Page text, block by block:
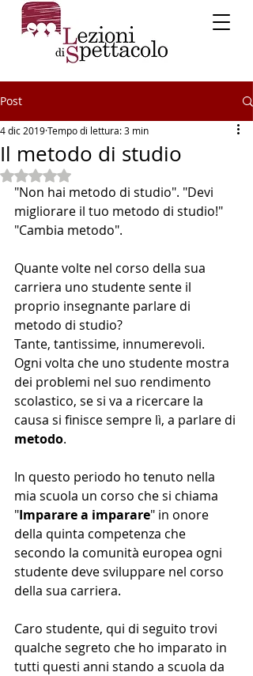
Post
Il metodo di studio
4 dic 2019Tempo di lettura: 3 min
Valutazione NaN stelle su 5.
"Non hai metodo di studio". "Devi
migliorare il tuo metodo di studio!"
"Cambia metodo".
Quante volte nel corso della sua
carriera uno studente sente il
proprio insegnante parlare di
metodo di studio?
Tante, tantissime, innumerevoli.
Ogni volta che uno studente mostra
dei problemi nel suo rendimento
scolastico, se si va a ricercare la
causa si finisce sempre lì, a parlare di
metodo.
In questo periodo ho tenuto nella
mia scuola un corso che si chiama
"Imparare a imparare" in onore
della quinta competenza che
secondo la comunità europea ogni
studente deve sviluppare nel corso
della sua carriera.
Caro studente, qui di seguito trovi
qualche segreto che ho imparato in
tutti questi anni stando a scuola da